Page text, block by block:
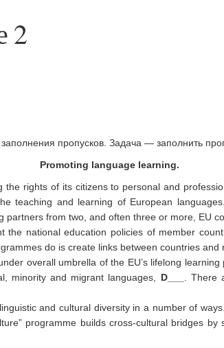
2
пропусков. Задача — заполнить
Promoting language learning.
rights of its citizens to personal and
teaching and learning of European
from two, and often three or more, EU
the national education policies of member
do is create links between countries and
overall umbrella of the EU’s lifelong
minority and migrant languages, D___
. There
and cultural diversity in a number of
programme builds cross-cultural bridges